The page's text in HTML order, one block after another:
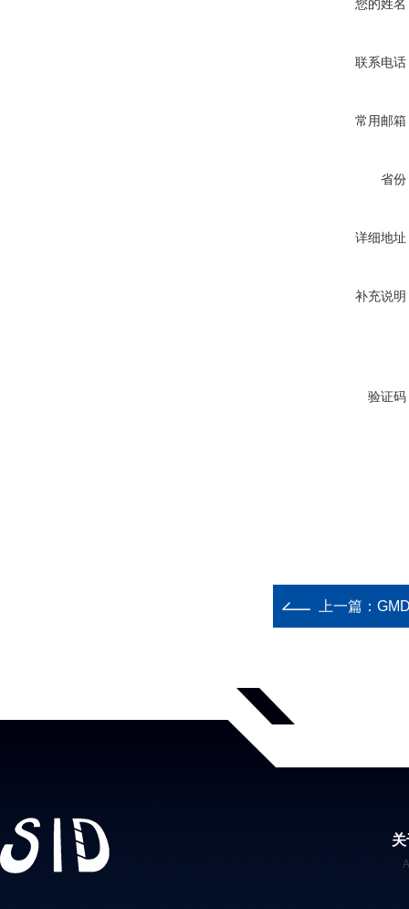
您的姓名
联系电话
常用邮箱
省份
详细地址
补充说明
验证码
上一篇：